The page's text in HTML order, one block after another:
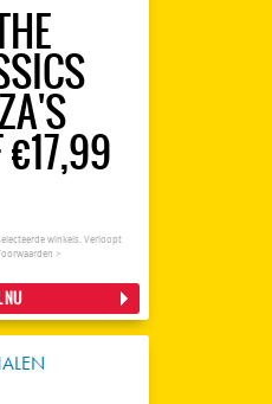
€17,99
winkels. Verloopt
>
NU